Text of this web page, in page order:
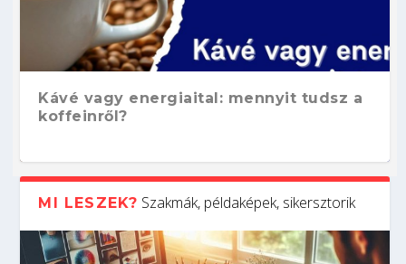
Kávé vagy energiaital: mennyit tudsz a
koffeinről?
MI LESZEK? Szakmák, példaképek, sikersztorik